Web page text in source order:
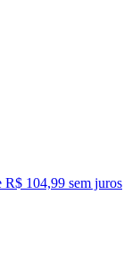
R$ 104,99 sem juros